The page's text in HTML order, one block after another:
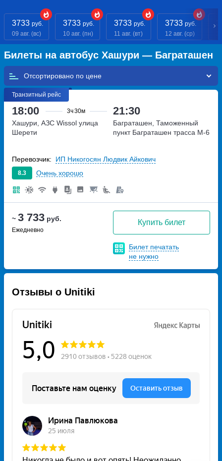
3733 руб.
09 авг. (вс)
3733 руб.
10 авг. (пн)
3733 руб.
11 авг. (вт)
3733 руб.
12 авг. (ср)
Билеты на автобус Хашури — Баграташен
Отсортировано по
Транзитный рейс
18:00 3ч30м 21:30
~ 3 733 руб.
Ежедневно
Купить билет
Билет печатать
не нужно
Хашури, АЗС Wissol улица
Шерети
Баграташен, Таможенный
пункт Баграташен трасса М-6
8.3 Очень хорошо
Перевозчик: ИП Никогосян Людвик Айкович
Отзывы о Unitiki